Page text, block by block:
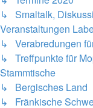
↳ Smaltalk,
Veranstaltungen
↳ Verabredungen
↳ Treffpunkte für
Stammtische
↳ Bergisches Land
↳ Fränkische